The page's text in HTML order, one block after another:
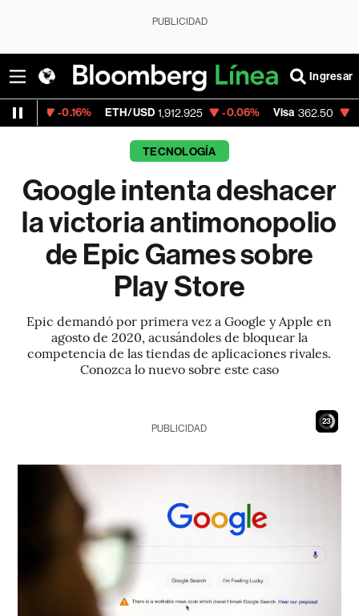
PUBLICIDAD
Ingresar
ETH/USD 1,912.925 -0.06% Visa 362.50 -2.15%
TECNOLOGÍA
Google intenta deshacer
la victoria antimonopolio
de Epic Games sobre
Play Store
Epic demandó por primera vez a Google y Apple en
agosto de 2020, acusándoles de bloquear la
competencia de las tiendas de aplicaciones rivales.
Conozca lo nuevo sobre este caso
22
PUBLICIDAD